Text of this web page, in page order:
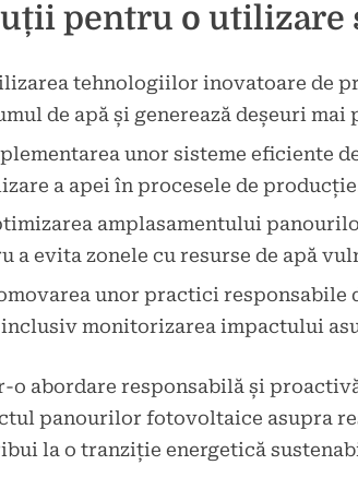
pentru o utilizare
tehnologiilor inovatoare de
de apă și generează deșeuri
unor sisteme eficiente
a apei în procesele de
amplasamentului
a evita zonele cu resurse de apă
unor practici responsabile
monitorizarea impactului
o abordare responsabilă și
panourilor fotovoltaice asupra
la o tranziție energetică